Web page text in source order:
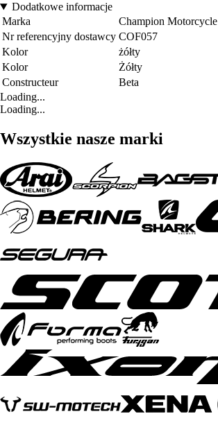
Dodatkowe informacje
Marka
Champion Motorcycle
Nr referencyjny dostawcy COF057
Kolor
żółty
Kolor
Żółty
Constructeur
Beta
Loading...
Loading...
Wszystkie nasze marki